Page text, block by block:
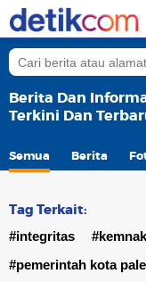
Berita Dan
Terkini Dan
Semua Berita
Tag Terkait:
#integritas
#pemerintah kota